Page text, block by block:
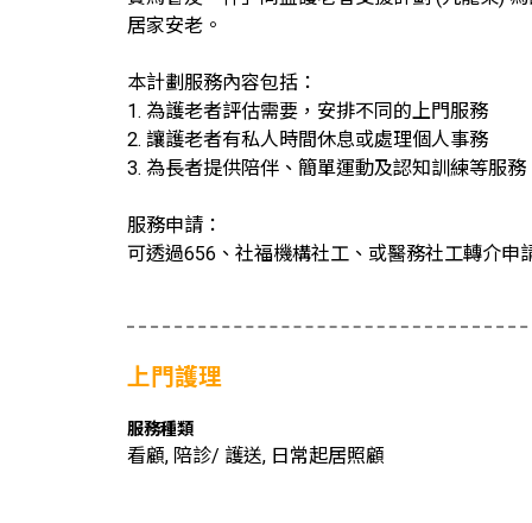
居家安老。
本計劃服務內容包括：
1. 為護老者評估需要，安排不同的上門服務
2. 讓護老者有私人時間休息或處理個人事務
3. 為長者提供陪伴、簡單運動及認知訓練等服務
服務申請：
可透過656、社福機構社工、或醫務社工轉介申
上門護理
服務種類
看顧, 陪診/ 護送, 日常起居照顧